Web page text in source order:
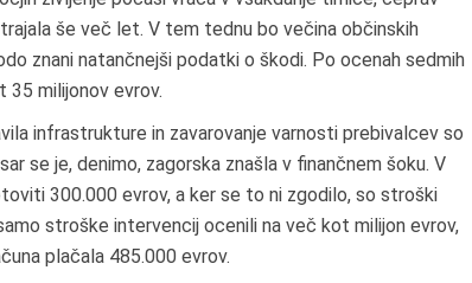
še več let. V tem tednu bo večina občinskih
znani natančnejši podatki o škodi. Po ocenah sedmih
milijonov evrov.
infrastrukture in zavarovanje varnosti prebivalcev so
se je, denimo, zagorska znašla v finančnem šoku. V
300.000 evrov, a ker se to ni zgodilo, so stroški
stroške intervencij ocenili na več kot milijon evrov,
plačala 485.000 evrov.